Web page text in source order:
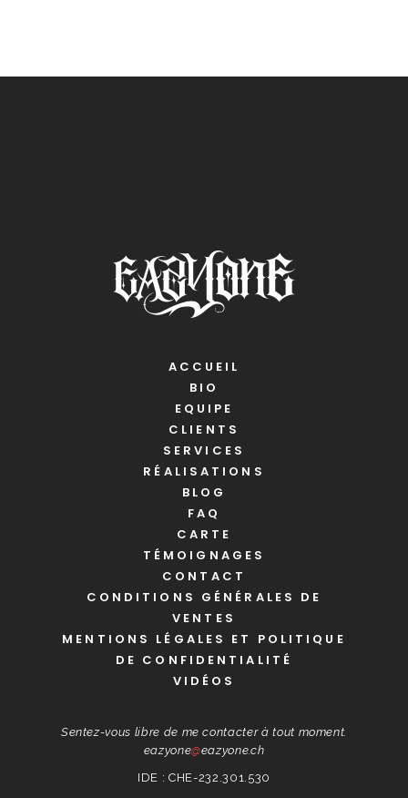
ACCUEIL
BIO
EQUIPE
CLIENTS
SERVICES
RÉALISATIONS
BLOG
FAQ
CARTE
TÉMOIGNAGES
CONTACT
CONDITIONS GÉNÉRALES DE
VENTES
MENTIONS LÉGALES ET POLITIQUE
DE CONFIDENTIALITÉ
VIDÉOS
Sentez-vous libre de me contacter à tout moment.
eazyone@eazyone.ch
IDE : CHE-232.301.530